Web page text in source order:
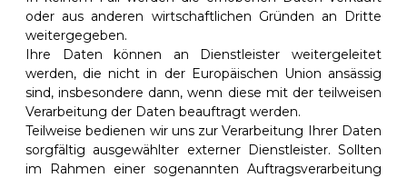
oder aus anderen wirtschaftlichen Gründen an Dritte
weitergegeben.
Ihre Daten können an Dienstleister weitergeleitet
werden, die nicht in der Europäischen Union ansässig
sind, insbesondere dann, wenn diese mit der teilweisen
Verarbeitung der Daten beauftragt werden.
Teilweise bedienen wir uns zur Verarbeitung Ihrer Daten
sorgfältig ausgewählter externer Dienstleister. Sollten
im Rahmen einer sogenannten Auftragsverarbeitung